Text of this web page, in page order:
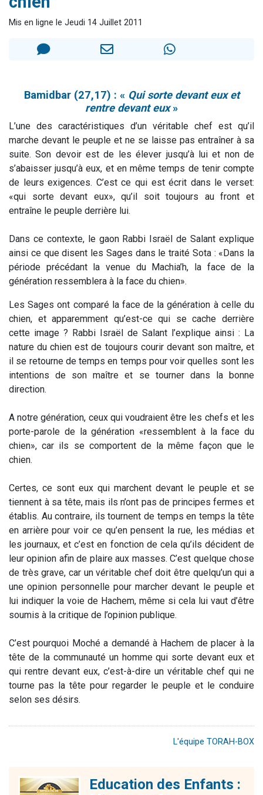
30 personnes viennent de faire un don pour Sauvez la jambe de Yohan
Il reste 49 places pour étudier en groupe sur Zoom
Mis en ligne le Jeudi 14 Juillet 2011
Bamidbar (27,17) : « Qui sorte devant eux et
rentre devant eux»
L’une des caractéristiques d’un véritable chef est qu’il
marche devant le peuple et ne se laisse pas entraîner à sa
suite. Son devoir est de les élever jusqu’à lui et non de
s’abaisser jusqu’à eux, et en même temps de tenir compte
de leurs exigences. C’est ce qui est écrit dans le verset:
«qui sorte devant eux», qu’il soit toujours au front et
entraîne le peuple derrière lui.
Dans ce contexte, le gaon Rabbi Israël de Salant explique
ainsi ce que disent les Sages dans le traité Sota : «Dans la
période précédant la venue du Machia’h, la face de la
génération ressemblera à la face du chien».
Les Sages ont comparé la face de la génération à celle du
chien, et apparemment qu’est-ce qui se cache derrière
cette image ? Rabbi Israël de Salant l’explique ainsi : La
nature du chien est de toujours courir devant son maître, et
il se retourne de temps en temps pour voir quelles sont les
intentions de son maître et se tourner dans la bonne
direction.
A notre génération, ceux qui voudraient être les chefs et les
porte-parole de la génération «ressemblent à la face du
chien», car ils se comportent de la même façon que le
chien.
Certes, ce sont eux qui marchent devant le peuple et se
tiennent à sa tête, mais ils n’ont pas de principes fermes et
établis. Au contraire, ils tournent de temps en temps la tête
en arrière pour voir ce qu’en pensent la rue, les médias et
les journaux, et c’est en fonction de cela qu’ils décident de
leur opinion afin de plaire aux masses. C’est quelque chose
de très grave, car un véritable chef doit être quelqu’un qui a
une opinion personnelle pour marcher devant le peuple et
lui indiquer la voie de Hachem, même si cela lui vaut d’être
soumis à la critique de l’opinion publique.
C’est pourquoi Moché a demandé à Hachem de placer à la
tête de la communauté un homme qui sorte devant eux et
qui rentre devant eux, c’est-à-dire un véritable chef qui ne
tourne pas la tête pour regarder le peuple et le conduire
selon ses désirs.
L'équipe TORAH-BOX
Education des Enfants :